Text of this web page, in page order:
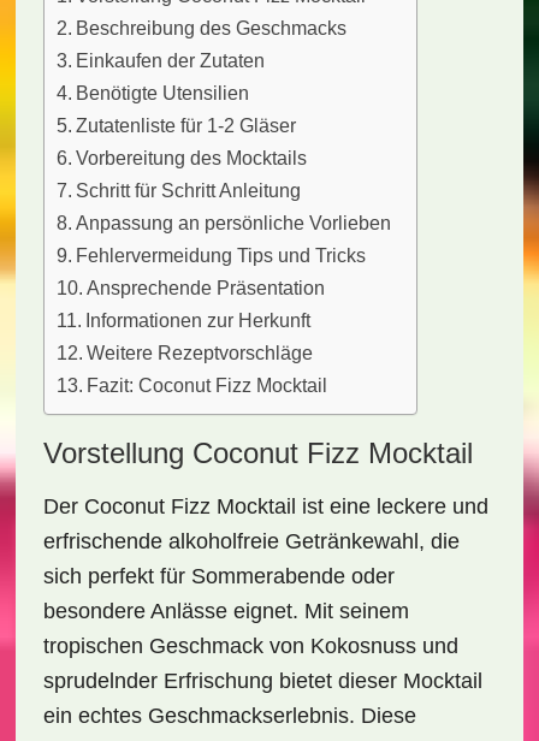
Beschreibung des Geschmacks
Einkaufen der Zutaten
Benötigte Utensilien
Zutatenliste für 1-2 Gläser
Vorbereitung des Mocktails
Schritt für Schritt Anleitung
Anpassung an persönliche Vorlieben
Fehlervermeidung Tips und Tricks
Ansprechende Präsentation
Informationen zur Herkunft
Weitere Rezeptvorschläge
Fazit: Coconut Fizz Mocktail
Vorstellung Coconut Fizz Mocktail
Der Coconut Fizz Mocktail ist eine leckere und
erfrischende alkoholfreie Getränkewahl, die
sich perfekt für Sommerabende oder
besondere Anlässe eignet. Mit seinem
tropischen Geschmack von Kokosnussund
sprudelnder Erfrischung bietet dieser Mocktail
ein echtes Geschmackserlebnis. Diese